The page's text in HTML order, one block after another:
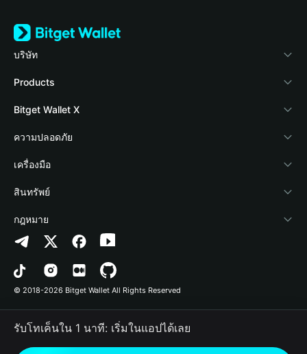
บริษัท
เกี่ยวกับ Bitget Wallet
Blog
Academy
ข่าวสารด้านคริปโต
ศูนย์ช่วยเหลือ
ติดต่อเรา
ทรัพยากรข้อมูลของแบรนด์
อาชีพ
Products
Crypto Card
Stablecoin Earn
Payfi Crypto
Crypto Swap API
Altcoin Season Index
Prediction Markets
DApp
RWA
Bitget Wallet X
นักพัฒนา
เชื่อมต่อ Wallet
Bitget Wallet Pay
ลิสต์โปรเจกต์
ความปลอดภัย
Protection Fund
เทคโนโลยีความปลอดภัย
เครื่องมือ
ซื้อคริปโต
การตรวจจับการอนุญาต
การตรวจจับสัญญา
การโอนเป็นชุด
สินทรัพย์
Arbitrum
Avalanche
Bitcoin
Polygon
กฎหมาย
นโยบายความเป็นส่วนตัว
ข้อตกลงในการใช้บริการ
© 2018-2026 Bitget Wallet All Rights Reserved
รับโทเค็นใน 1 นาที: เริ่มในแอปได้เลย